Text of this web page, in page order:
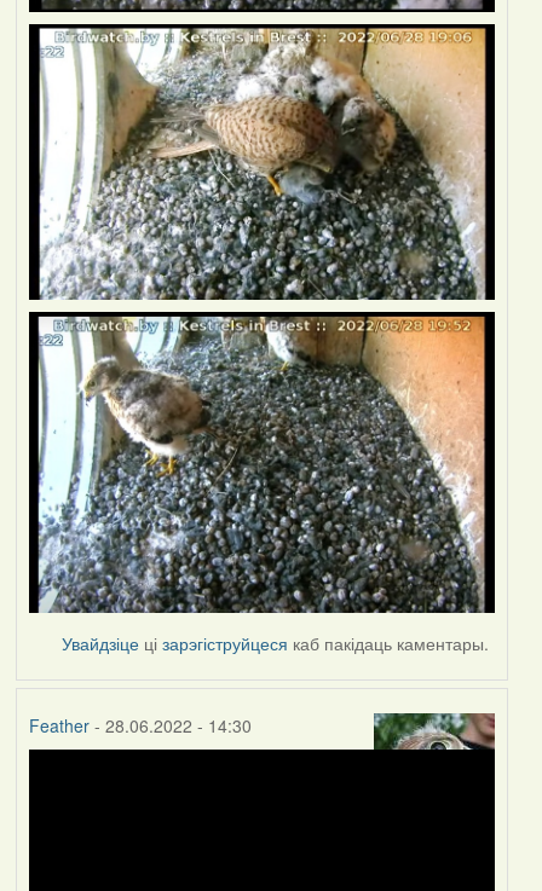
Увайдзіце цізарэгіструйцеся каб пакідаць каментары.
Feather- 28.06.2022 - 14:30